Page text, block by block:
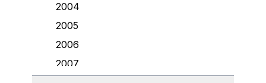
Frederica Mogherini
2004
2005
2006
2007